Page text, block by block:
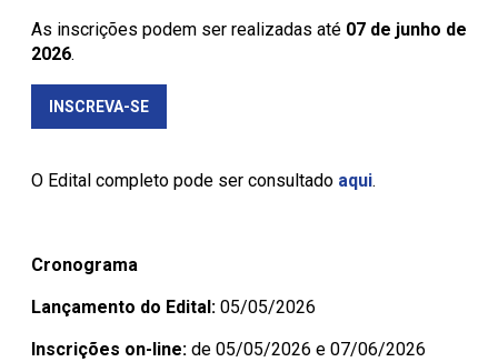
As inscrições podem ser realizadas até 07 de junho de
2026.
INSCREVA-SE
O Edital completo pode ser consultado aqui.
Cronograma
Lançamento do Edital: 05/05/2026
Inscrições on-line: de 05/05/2026 e 07/06/2026